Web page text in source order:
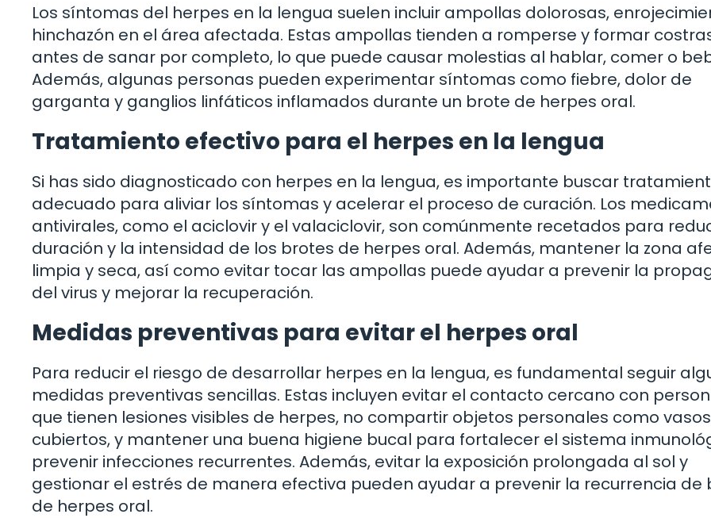
Los síntomas del herpes en la lengua suelen incluir ampollas dolorosas,
hinchazón en el área afectada. Estas ampollas tienden a romperse y formar
antes de sanar por completo, lo que puede causar molestias al hablar, comer o
Además, algunas personas pueden experimentar síntomas como fiebre, dolor de
garganta y ganglios linfáticos inflamados durante un brote de herpes oral.
Tratamiento efectivo para el herpes en la lengua
Si has sido diagnosticado con herpes en la lengua, es importante buscar
adecuado para aliviar los síntomas y acelerar el proceso de curación. Los
antivirales, como el aciclovir y el valaciclovir, son comúnmente recetados para
duración y la intensidad de los brotes de herpes oral. Además, mantener la zona
limpia y seca, así como evitar tocar las ampollas puede ayudar a prevenir la
del virus y mejorar la recuperación.
Medidas preventivas para evitar el herpes oral
Para reducir el riesgo de desarrollar herpes en la lengua, es fundamental seguir
medidas preventivas sencillas. Estas incluyen evitar el contacto cercano con
que tienen lesiones visibles de herpes, no compartir objetos personales como
cubiertos, y mantener una buena higiene bucal para fortalecer el sistema
prevenir infecciones recurrentes. Además, evitar la exposición prolongada al sol y
gestionar el estrés de manera efectiva pueden ayudar a prevenir la recurrencia de
de herpes oral.